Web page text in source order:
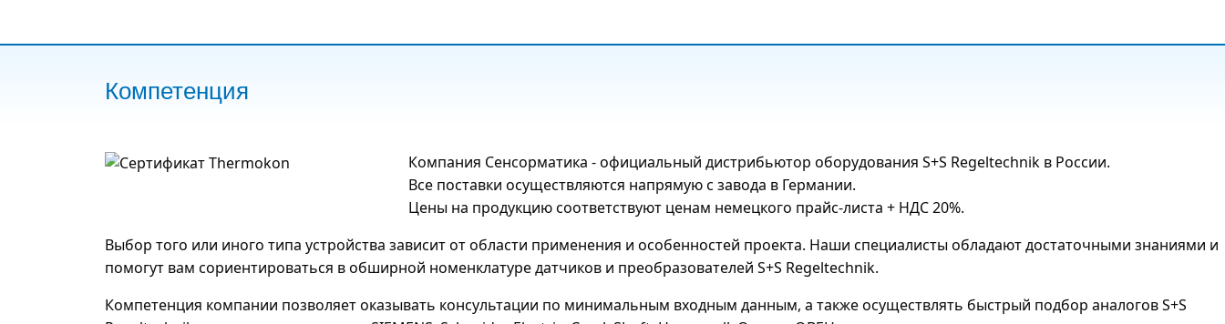
Компетенция
Компания Сенсорматика - официальный дистрибьютор оборудования S+S Regeltechnik в России.
Все поставки осуществляются напрямую с завода в Германии.
Цены на продукцию соответствуют ценам немецкого прайс-листа + НДС 20%.
Выбор того или иного типа устройства зависит от области применения и особенностей проекта. Наши специалисты обладают достаточными знаниями и
помогут вам сориентироваться в обширной номенклатуре датчиков и преобразователей S+S Regeltechnik.
Компетенция компании позволяет оказывать консультации по минимальным входным данным, а также осуществлять быстрый подбор аналогов S+S